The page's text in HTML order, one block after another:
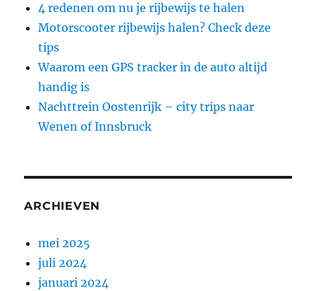
4 redenen om nu je rijbewijs te halen
Motorscooter rijbewijs halen? Check deze
tips
Waarom een GPS tracker in de auto altijd
handig is
Nachttrein Oostenrijk – city trips naar
Wenen of Innsbruck
ARCHIEVEN
mei 2025
juli 2024
januari 2024